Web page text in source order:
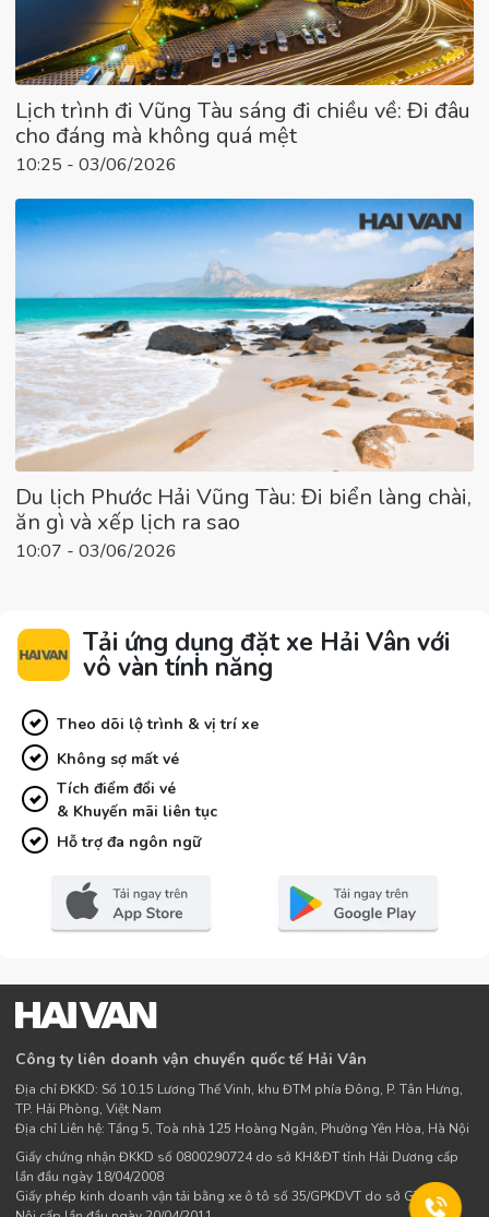
Lịch trình đi Vũng Tàu sáng đi chiều về: Đi đâu
cho đáng mà không quá mệt
10:25 - 03/06/2026
Du lịch Phước Hải Vũng Tàu: Đi biển làng chài,
ăn gì và xếp lịch ra sao
10:07 - 03/06/2026
Tải ứng dụng đặt xe Hải Vân với
vô vàn tính năng
Theo dõi lộ trình & vị trí xe
Không sợ mất vé
Tích điểm đổi vé
& Khuyến mãi liên tục
Hỗ trợ đa ngôn ngữ
Công ty liên doanh vận chuyển quốc tế Hải Vân
Địa chỉ ĐKKD: Số 10.15 Lương Thế Vinh, khu ĐTM phía Đông, P. Tân Hưng,
TP. Hải Phòng, Việt Nam
Địa chỉ Liên hệ: Tầng 5, Toà nhà 125 Hoàng Ngân, Phường Yên Hòa, Hà Nội
Giấy chứng nhận ĐKKD số 0800290724 do sở KH&ĐT tỉnh Hải Dương cấp
lần đầu ngày 18/04/2008
Giấy phép kinh doanh vận tải bằng xe ô tô số 35/GPKDVT do sở GTVT Hà